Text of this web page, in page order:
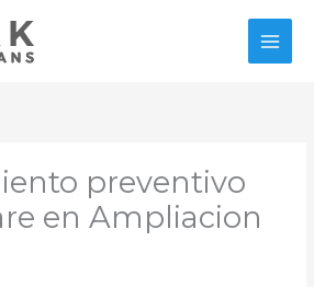
preventivo
en Ampliacion